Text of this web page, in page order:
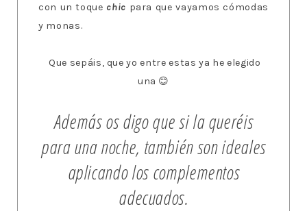
con un toque chic para que vayamos cómodas
y monas.
Que sepáis, que yo entre estas ya he elegido
una 😊
Además os digo que si la queréis
para una noche, también son ideales
aplicando los complementos
adecuados.